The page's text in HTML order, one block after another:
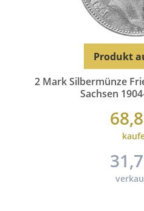
2 Mark Silbermünze
Sachsen
Produkt